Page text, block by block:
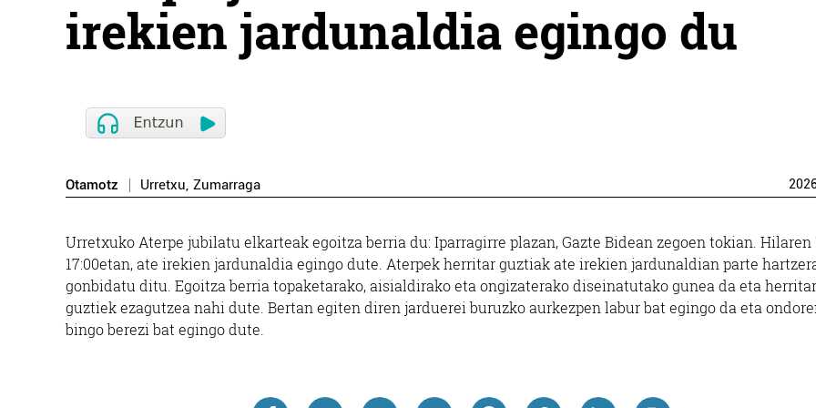
irekien jardunaldia egingo du
Otamotz Urretxu, Zumarraga
Urretxuko Aterpe jubilatu elkarteak egoitza berria du: Iparragirre plazan, Gazte Bidean zegoen tokian. Hilaren
17:00etan, ate irekien jardunaldia egingo dute. Aterpek herritar guztiak ate irekien jardunaldian parte
gonbidatu ditu. Egoitza berria topaketarako, aisialdirako eta ongizaterako diseinatutako gunea da eta herritar
guztiek ezagutzea nahi dute. Bertan egiten diren jarduerei buruzko aurkezpen labur bat egingo da eta
bingo berezi bat egingo dute.